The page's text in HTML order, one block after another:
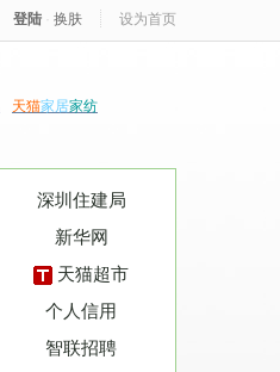
登陆 换肤 设为首页
天猫家居家纺
深圳住建局
新华网
天猫超市
个人信用
智联招聘